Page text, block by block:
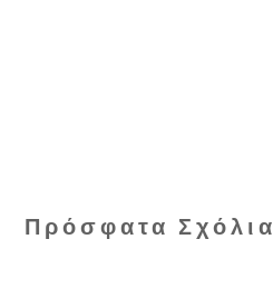
Πρόσφατα Σχόλια